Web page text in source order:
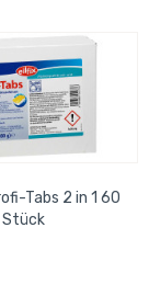
Tabs 2 in 1 60
Stück